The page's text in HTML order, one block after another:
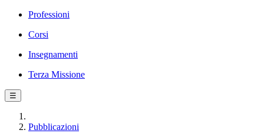
Professioni
Corsi
Insegnamenti
Terza Missione
☰
Pubblicazioni